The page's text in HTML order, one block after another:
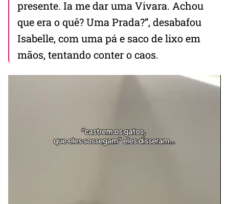
presente. Ia me dar uma Vivara. Achou
que era o quê? Uma Prada?”, desabafou
Isabelle, com uma pá e saco de lixo em
mãos, tentando conter o caos.